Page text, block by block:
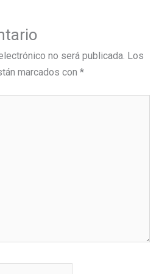
no será publicada. Los
marcados con *